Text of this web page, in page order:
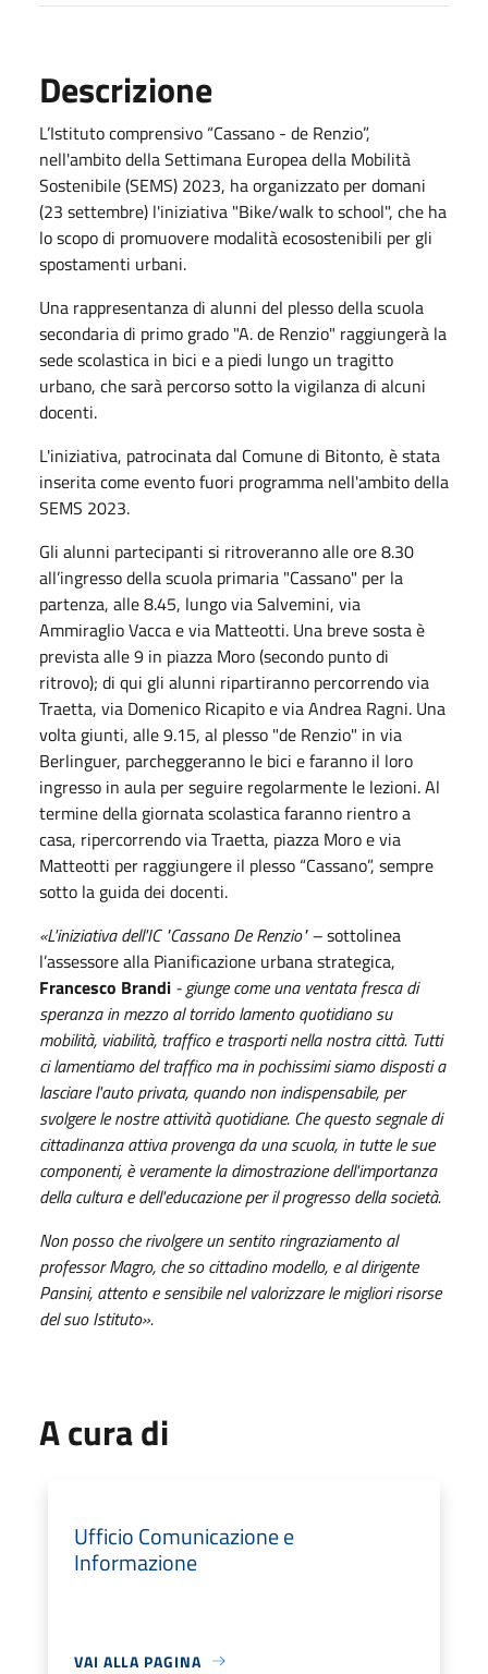
Descrizione
L’Istituto comprensivo “Cassano - de Renzio”,
nell'ambito della Settimana Europea della Mobilità
Sostenibile (SEMS) 2023, ha organizzato per domani
(23 settembre) l'iniziativa "Bike/walk to school", che ha
lo scopo di promuovere modalità ecosostenibili per gli
spostamenti urbani.
Una rappresentanza di alunni del plesso della scuola
secondaria di primo grado "A. de Renzio" raggiungerà la
sede scolastica in bici e a piedi lungo un tragitto
urbano, che sarà percorso sotto la vigilanza di alcuni
docenti.
L'iniziativa, patrocinata dal Comune di Bitonto, è stata
inserita come evento fuori programma nell'ambito della
SEMS 2023.
Gli alunni partecipanti si ritroveranno alle ore 8.30
all’ingresso della scuola primaria "Cassano" per la
partenza, alle 8.45, lungo via Salvemini, via
Ammiraglio Vacca e via Matteotti. Una breve sosta è
prevista alle 9 in piazza Moro (secondo punto di
ritrovo); di qui gli alunni ripartiranno percorrendo via
Traetta, via Domenico Ricapito e via Andrea Ragni. Una
volta giunti, alle 9.15, al plesso "de Renzio" in via
Berlinguer, parcheggeranno le bici e faranno il loro
ingresso in aula per seguire regolarmente le lezioni. Al
termine della giornata scolastica faranno rientro a
casa, ripercorrendo via Traetta, piazza Moro e via
Matteotti per raggiungere il plesso “Cassano”, sempre
sotto la guida dei docenti.
«L'iniziativa dell'IC "Cassano De Renzio" –sottolinea
l’assessore alla Pianificazione urbana strategica,
Francesco Brandi - giunge come una ventata fresca di
speranza in mezzo al torrido lamento quotidiano su
mobilità, viabilità, traffico e trasporti nella nostra città. Tutti
ci lamentiamo del traffico ma in pochissimi siamo disposti a
lasciare l'auto privata, quando non indispensabile, per
svolgere le nostre attività quotidiane. Che questo segnale di
cittadinanza attiva provenga da una scuola, in tutte le sue
componenti, è veramente la dimostrazione dell'importanza
della cultura e dell'educazione per il progresso della società.
Non posso che rivolgere un sentito ringraziamento al
professor Magro, che so cittadino modello, e al dirigente
Pansini, attento e sensibile nel valorizzare le migliori risorse
del suo Istituto».
A cura di
Ufficio Comunicazione e
Informazione
VAI ALLA PAGINA